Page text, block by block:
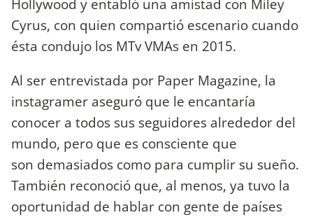
Cyrus, con quien compartió escenario cuando
ésta condujo los MTv VMAs en 2015.
Al ser entrevistada por Paper Magazine, la
instagramer aseguró que le encantaría
conocer a todos sus seguidores alrededor del
mundo, pero que es consciente que
son demasiados como para cumplir su sueño.
También reconoció que, al menos, ya tuvo la
oportunidad de hablar con gente de países